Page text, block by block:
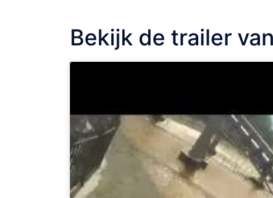
Bekijk de trailer